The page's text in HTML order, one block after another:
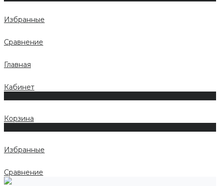
Избранные
Сравнение
Главная
Кабинет
Корзина
Избранные
Сравнение